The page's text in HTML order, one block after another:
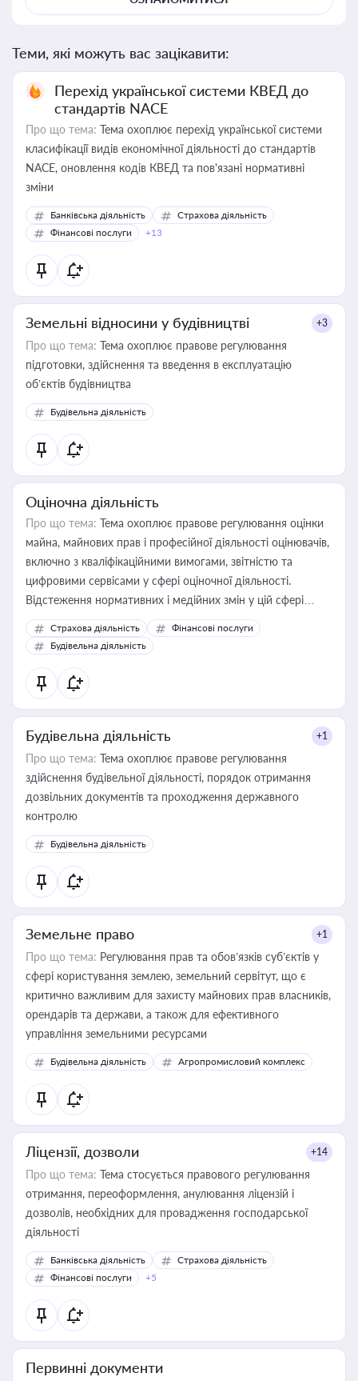
Теми, які можуть вас зацікавити:
Перехід української системи КВЕД до
стандартів NACE
Про що тема: Тема охоплює перехід української системи
класифікації видів економічної діяльності до стандартів
NACE, оновлення кодів КВЕД та пов'язані нормативні
зміни
Банківська діяльність
Страхова діяльність
Фінансові послуги
+13
Земельні відносини у будівництві +3
Про що тема: Тема охоплює правове регулювання
підготовки, здійснення та введення в експлуатацію
об’єктів будівництва
Будівельна діяльність
Оціночна діяльність
Про що тема: Тема охоплює правове регулювання оцінки
майна, майнових прав і професійної діяльності оцінювачів,
включно з кваліфікаційними вимогами, звітністю та
цифровими сервісами у сфері оціночної діяльності.
Відстеження нормативних і медійних змін у цій сфері
корисне для власника бізнесу, керівника, юриста або
бухгалтера під час оподаткування, приватизації, оренди
державного майна, корпоративних угод і перевірки
статусу суб'єктів оціночної діяльності
Страхова діяльність
Фінансові послуги
Будівельна діяльність
Будівельна діяльність +1
Про що тема: Тема охоплює правове регулювання
здійснення будівельної діяльності, порядок отримання
дозвільних документів та проходження державного
контролю
Будівельна діяльність
Земельне право +1
Про що тема: Регулювання прав та обов’язків суб’єктів у
сфері користування землею, земельний сервітут, що є
критично важливим для захисту майнових прав власників,
орендарів та держави, а також для ефективного
управління земельними ресурсами
Будівельна діяльність Агропромисловий комплекс
Ліцензії, дозволи +14
Про що тема: Тема стосується правового регулювання
отримання, переоформлення, анулювання ліцензій і
дозволів, необхідних для провадження господарської
діяльності
Банківська діяльність
Страхова діяльність
Фінансові послуги
+5
Первинні документи